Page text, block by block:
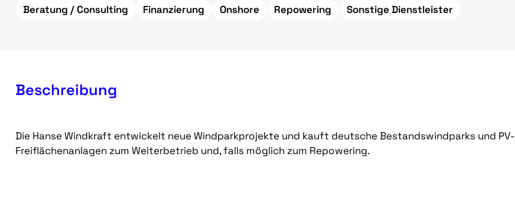
Beratung / Consulting Finanzierung Onshore Repowering Sonstige Dienstleister
Beschreibung
Die Hanse Windkraft entwickelt neue Windparkprojekte und kauft deutsche Bestandswindparks und PV-
Freiflächenanlagen zum Weiterbetrieb und, falls möglich zum Repowering.